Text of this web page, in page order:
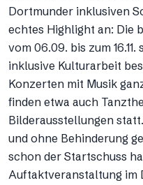
Dortmunder inklusiven
echtes Highlight an: Die
vom 06.09. bis zum
inklusive Kulturarbeit
Konzerten mit Musik
finden etwa auch
Bilderausstellungen
und ohne Behinderung
schon der Startschuss
Auftaktveranstaltung im